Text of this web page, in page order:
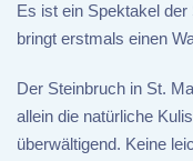
Es ist ein Spektakel
bringt erstmals einen
Der Steinbruch in St.
allein die natürliche
überwältigend. Keine